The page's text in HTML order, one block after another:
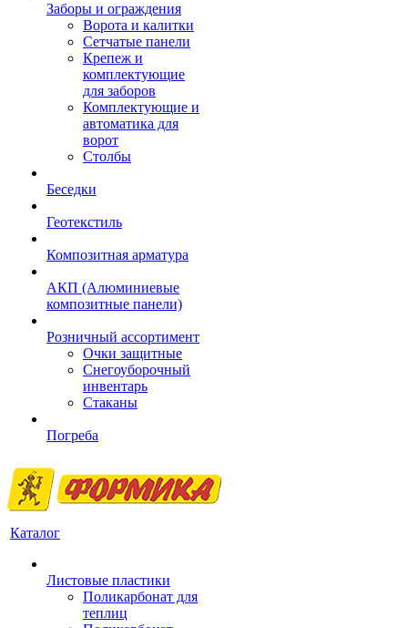
Заборы и ограждения
Ворота и калитки
Сетчатые панели
Крепеж и
комплектующие
для заборов
Комплектующие и
автоматика для
ворот
Столбы
Беседки
Геотекстиль
Композитная арматура
АКП (Алюминиевые
композитные панели)
Розничный ассортимент
Очки защитные
Снегоуборочный
инвентарь
Стаканы
Погреба
Каталог
Листовые пластики
Поликарбонат для
теплиц